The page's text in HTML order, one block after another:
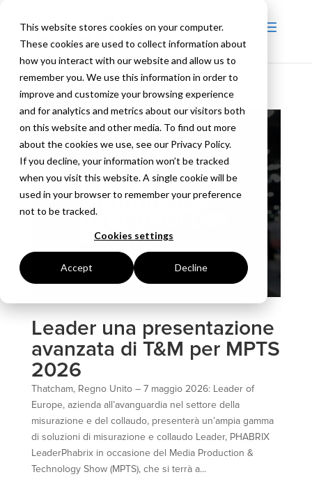
This website stores cookies on your computer.
These cookies are used to collect information about
how you interact with our website and allow us to
remember you. We use this information in order to
improve and customize your browsing experience
and for analytics and metrics about our visitors both
on this website and other media. To find out more
about the cookies we use, see our Privacy Policy.
If you decline, your information won’t be tracked
when you visit this website. A single cookie will be
used in your browser to remember your preference
not to be tracked.
Cookies settings
Accept Decline
Leader una presentazione
avanzata di T&M per MPTS
2026
Thatcham, Regno Unito – 7 maggio 2026: Leader of
Europe, azienda all’avanguardia nel settore della
misurazione e del collaudo, presenterà un’ampia gamma
di soluzioni di misurazione e collaudo Leader, PHABRIX
LeaderPhabrix in occasione del Media Production &
Technology Show (MPTS), che si terrà a...